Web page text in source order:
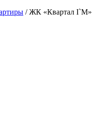
/ЖК «Квартал I`M»